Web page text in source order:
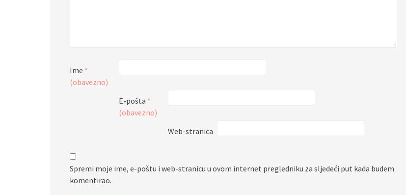
Ime *
(obavezno)
E-pošta *
(obavezno)
Web-stranica
Spremi moje ime, e-poštu i web-stranicu u ovom internet pregledniku za sljedeći put kada budem
komentirao.